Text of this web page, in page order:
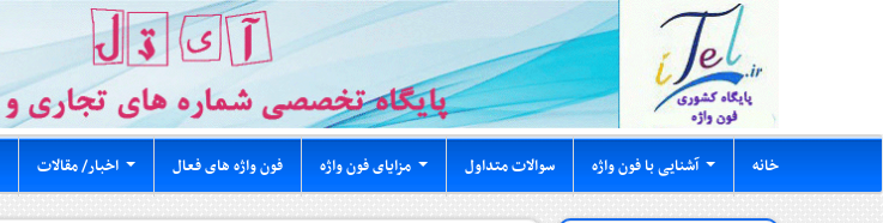
اخبار/ مقالات فون واژه های فعال مزایای فون واژه سوالات متداول آشنایی با فون واژه خانه